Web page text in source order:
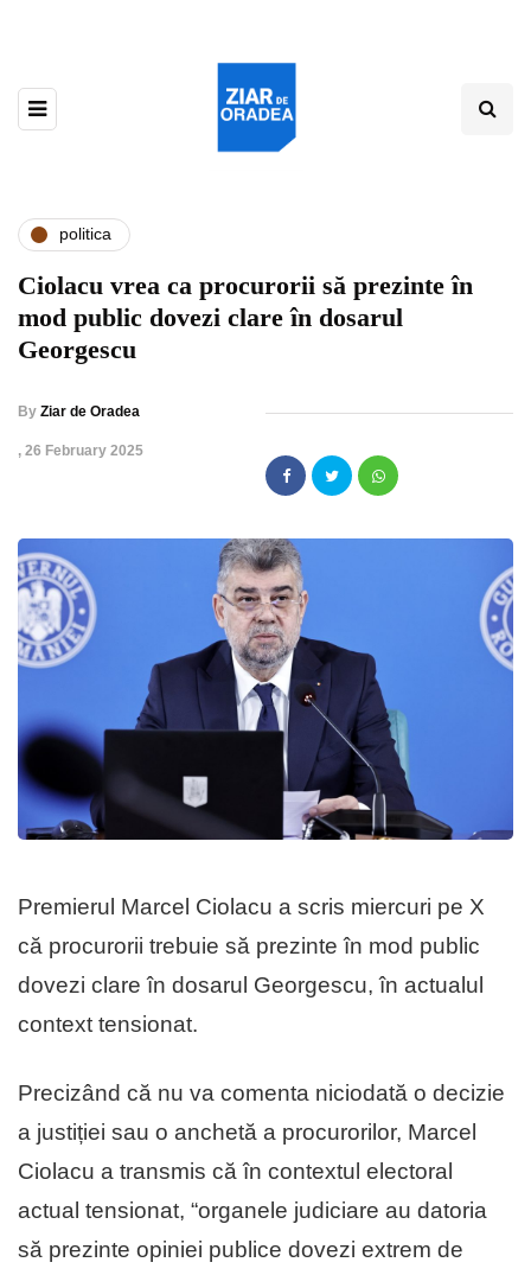
politica
Ciolacu vrea ca procurorii să prezinte în
mod public dovezi clare în dosarul
Georgescu
By Ziar de Oradea
, 26 February 2025
Premierul Marcel Ciolacu a scris miercuri pe X
că procurorii trebuie să prezinte în mod public
dovezi clare în dosarul Georgescu, în actualul
context tensionat.
Precizând că nu va comenta niciodată o decizie
a justiției sau o anchetă a procurorilor, Marcel
Ciolacu a transmis că în contextul electoral
actual tensionat, “organele judiciare au datoria
să prezinte opiniei publice dovezi extrem de